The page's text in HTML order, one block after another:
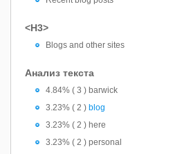
<H3>
Blogs and other sites
Анализ текста
4.84% ( 3 ) barwick
3.23% ( 2 ) blog
3.23% ( 2 ) here
3.23% ( 2 ) personal